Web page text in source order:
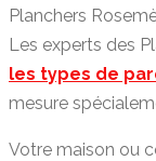
Planchers
Les experts des
les types de
mesure
Votre maison ou